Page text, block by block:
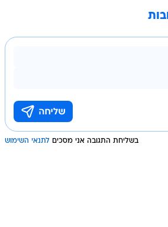
בשליחת התגובה אני מסכים לתנאי השימוש